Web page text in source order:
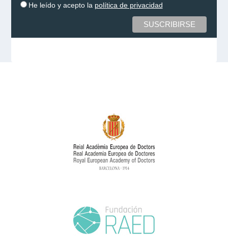
He leído y acepto la política de privacidad